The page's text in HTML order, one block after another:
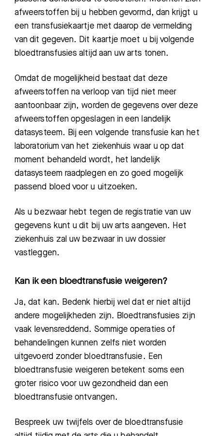
afweerstoffen bij u hebben gevormd, dan krijgt u
een transfusiekaartje met daarop de vermelding
van dit gegeven. Dit kaartje moet u bij volgende
bloedtransfusies altijd aan uw arts tonen.
Omdat de mogelijkheid bestaat dat deze
afweerstoffen na verloop van tijd niet meer
aantoonbaar zijn, worden de gegevens over deze
afweerstoffen opgeslagen in een landelijk
datasysteem. Bij een volgende transfusie kan het
laboratorium van het ziekenhuis waar u op dat
moment behandeld wordt, het landelijk
datasysteem raadplegen en zo goed mogelijk
passend bloed voor u uitzoeken.
Als u bezwaar hebt tegen de registratie van uw
gegevens kunt u dit bij uw arts aangeven. Het
ziekenhuis zal uw bezwaar in uw dossier
vastleggen.
Kan ik een bloedtransfusie weigeren?
Ja, dat kan. Bedenk hierbij wel dat er niet altijd
andere mogelijkheden zijn. Bloedtransfusies zijn
vaak levensreddend. Sommige operaties of
behandelingen kunnen zelfs niet worden
uitgevoerd zonder bloedtransfusie. Een
bloedtransfusie weigeren betekent soms een
groter risico voor uw gezondheid dan een
bloedtransfusie ontvangen.
Bespreek uw twijfels over de bloedtransfusie